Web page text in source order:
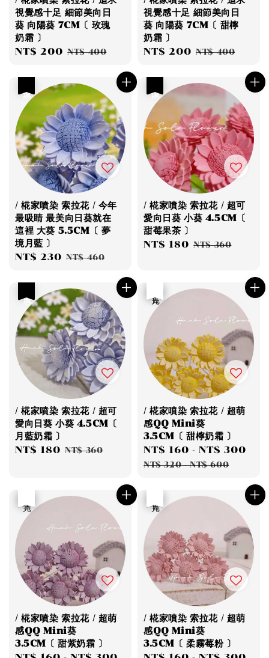
視覺感十足 細節美向日
葵 向陽葵 7CM〔 玫瑰
奶霜 〕
Sale
NT$ 200 Regular
NT$ 400
視覺感十足 細節美向日
葵 向陽葵 7CM〔 甜檸
奶霜 〕
Sale
NT$ 200 Regular
NT$ 400
/ 椛家噴染 索拉花 / 今年
最吸睛 最美向日葵就在
這裡 大葵 5.5CM〔 夢
境月藍 〕
Sale
NT$ 230 Regular
NT$ 460
/ 椛家噴染 索拉花 / 超可
愛向日葵 小葵 4.5CM〔
甜莓果茶 〕
Sale
NT$ 180 Regular
NT$ 360
/ 椛家噴染 索拉花 / 超可
愛向日葵 小葵 4.5CM〔
月藍奶霜 〕
Sale
NT$ 180 Regular
NT$ 360
/ 椛家噴染 索拉花 / 超萌
感QQ Mini葵
3.5CM〔 甜檸奶霜 〕
Sale
price
NT$ 160 -NT$ 300
NT$ 320-NT$ 600
/ 椛家噴染 索拉花 / 超萌
感QQ Mini葵
3.5CM〔 甜紫奶霜 〕
/ 椛家噴染 索拉花 / 超萌
感QQ Mini葵
3.5CM〔 柔霧莓粉 〕